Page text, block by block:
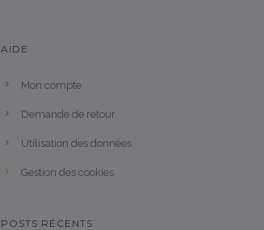
AIDE
Mon compte
Demande de retour
Utilisation des données
Gestion des cookies
POSTS RÉCENTS